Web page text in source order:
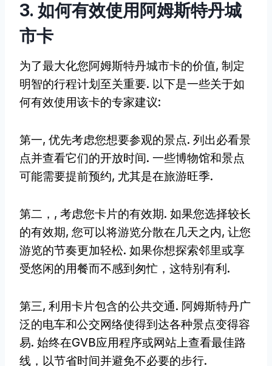
3. 如何有效使用阿姆斯特丹城
市卡
为了最大化您阿姆斯特丹城市卡的价值, 制定
明智的行程计划至关重要. 以下是一些关于如
何有效使用该卡的专家建议:
第一, 优先考虑您想要参观的景点. 列出必看景
点并查看它们的开放时间. 一些博物馆和景点
可能需要提前预约, 尤其是在旅游旺季.
第二，, 考虑您卡片的有效期. 如果您选择较长
的有效期, 您可以将游览分散在几天之内, 让您
游览的节奏更加轻松. 如果你想探索邻里或享
受悠闲的用餐而不感到匆忙，这特别有利.
第三, 利用卡片包含的公共交通. 阿姆斯特丹广
泛的电车和公交网络使得到达各种景点变得容
易. 始终在GVB应用程序或网站上查看最佳路
线，以节省时间并避免不必要的步行.